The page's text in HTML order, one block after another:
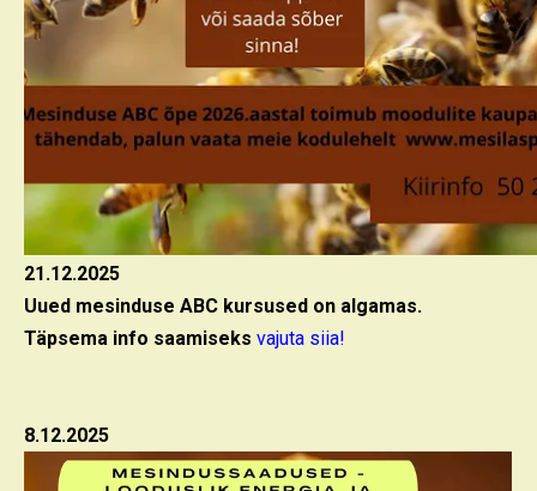
21.12.2025
Uued mesinduse ABC kursused on algamas.
Täpsema info saamiseks vajuta siia!
8.12.2025